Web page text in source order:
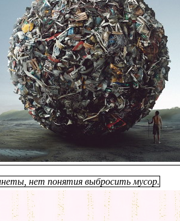
нет понятия выбросить мусор.